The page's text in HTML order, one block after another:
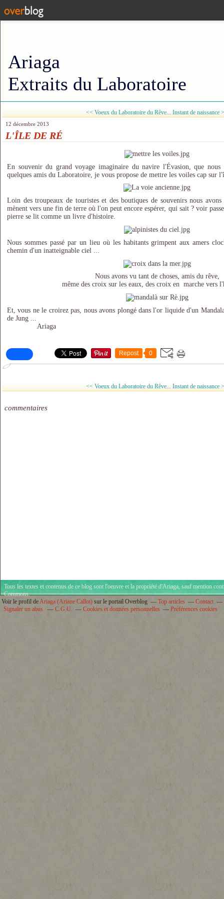
Ariaga
Extraits du Laboratoire
<< Voeux du Laboratoire du Rêve... Instant de naissance
12 décembre 2013
L'ÎLE DE RÉ
En souvenir du grand voyage imaginaire du navire l'Évasion, que nous
quelques amis du Laboratoire, je vous propose de mettre les voiles cap sur
Loin des troupeaux de touristes et des boutiques de souvenirs nous
mènent vers une fin de terre où l'on peut encore espérer, qui sait ? voir
pierre se lit comme un livre d'histoire.
Nous sommes passé par un lieu où les habitants grimpent aux amers
chemin d'un inatteignable ciel ...
Nous avons vu tant de choses, amis du rêve,
même des croix sur les eaux, des croix en marche vers
Et, vous ne le croirez pas, nous avons plongé dans l'or liquide d'un
de Jung ...
Ariaga
Repost 0
<< Voeux du Laboratoire du Rêve... Instant de naissance
commentaires
Tous les textes et contenus de ce blog sont l'oeuvre et la propriété d'Ariaga, sauf mention
Commons.
Voir le profil deAriaga (Ariane Callot) sur le portail Overblog Top articles
Contact
Signaler un abus
C.G.U. Cookies et données personnelles Préférences cookies